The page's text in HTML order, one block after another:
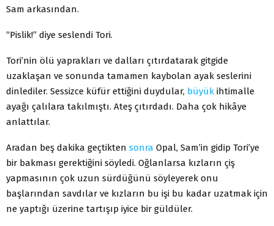
Sam arkasından.
“Pislik!” diye seslendi Tori.
Tori’nin ölü yaprakları ve dalları çıtırdatarak gitgide
uzaklaşan ve sonunda tamamen kaybolan ayak seslerini
dinlediler. Sessizce küfür ettiğini duydular, büyük ihtimalle
ayağı çalılara takılmıştı. Ateş çıtırdadı. Daha çok hikâye
anlattılar.
Aradan beş dakika geçtikten sonra Opal, Sam’in gidip Tori’ye
bir bakması gerektiğini söyledi. Oğlanlarsa kızların çiş
yapmasının çok uzun sürdüğünü söyleyerek onu
başlarından savdılar ve kızların bu işi bu kadar uzatmak için
ne yaptığı üzerine tartışıp iyice bir güldüler.